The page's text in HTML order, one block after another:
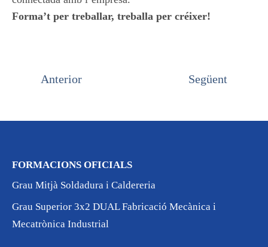
Forma’t per treballar, treballa per créixer!
Anterior Següent
FORMACIONS OFICIALS
Grau Mitjà Soldadura i Caldereria
Grau Superior 3x2 DUAL Fabricació Mecànica i
Mecatrònica Industrial